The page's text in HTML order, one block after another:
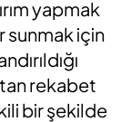
yapmak
sunmak için
rekabet
bir şekilde